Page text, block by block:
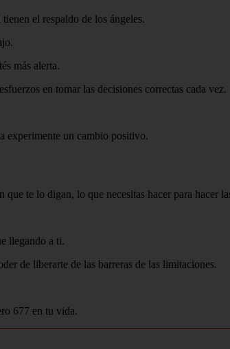
el respaldo de los ángeles.
más alerta.
en tomar las decisiones correctas cada vez.
experimente un cambio positivo.
te lo digan, lo que necesitas hacer para hacer
llegando a ti.
de liberarte de las barreras de las limitaciones.
677 en tu vida.